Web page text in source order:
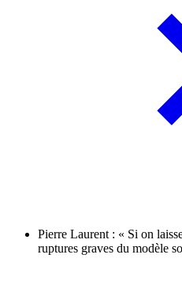
Pierre Laurent : « Si on
ruptures graves du modèle